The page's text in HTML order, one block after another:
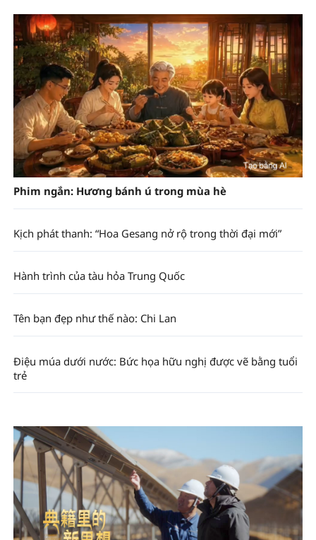
Phim ngắn: Hương bánh ú trong mùa hè
Kịch phát thanh: “Hoa Gesang nở rộ trong thời đại mới”
Hành trình của tàu hỏa Trung Quốc
Tên bạn đẹp như thế nào: Chi Lan
Điệu múa dưới nước: Bức họa hữu nghị được vẽ bằng tuổi
trẻ